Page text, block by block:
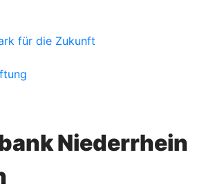
für die Zukunft
Niederrhein